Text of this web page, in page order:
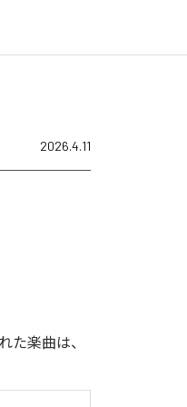
2026.4.11
た楽曲は、